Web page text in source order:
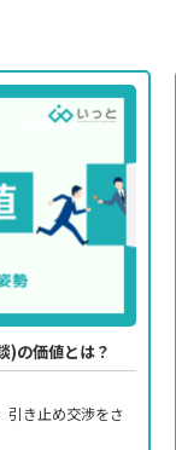
)の価値とは？
引き止め交渉をさ